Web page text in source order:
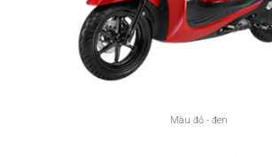
Màu đỏ - đen